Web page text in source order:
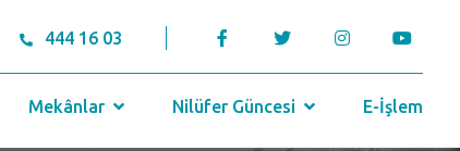
444 16 03
Mekânlar Nilüfer Güncesi E-İşlem